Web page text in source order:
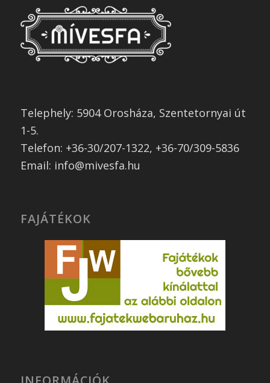
Telephely: 5904 Orosháza, Szentetornyai út
1-5.
Telefon: +36-30/207-1322, +36-70/309-5836
Email: info@mivesfa.hu
FAJÁTÉKOK